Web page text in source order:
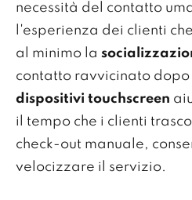
necessità del contatto
l'esperienza dei clienti
al minimo la
contatto ravvicinato
dispositivi touchscreen
il tempo che i clienti
check-out manuale,
velocizzare il servizio.